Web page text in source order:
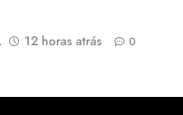
12 horas atrás 0